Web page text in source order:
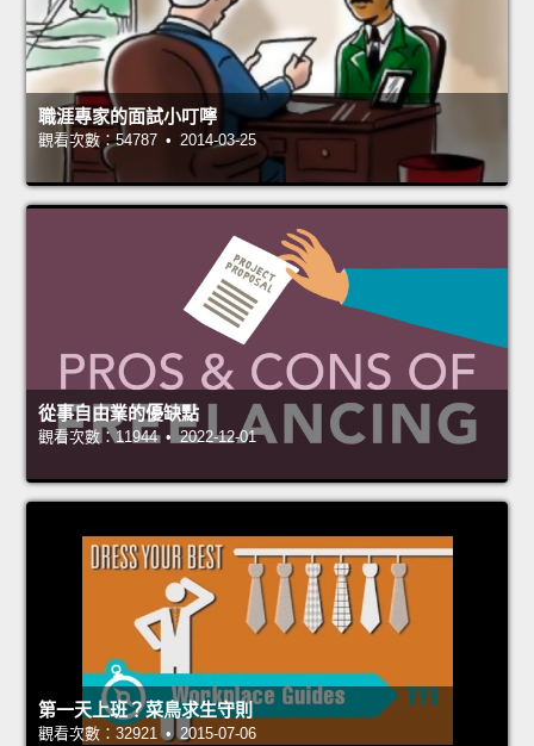
職涯專家的面試小叮嚀
觀看次數：54787 • 2014-03-25
從事自由業的優缺點
觀看次數：11944 • 2022-12-01
第一天上班？菜鳥求生守則
觀看次數：32921 • 2015-07-06